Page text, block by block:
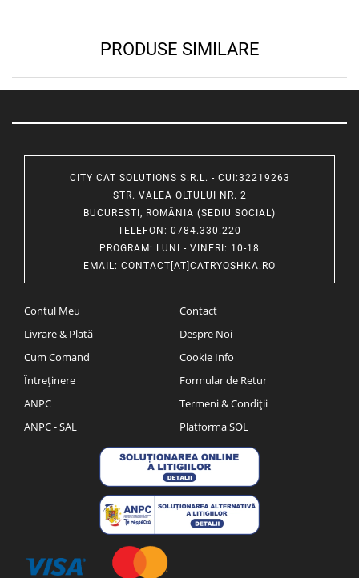
PRODUSE SIMILARE
CITY CAT SOLUTIONS S.R.L. - CUI:32219263
STR. VALEA OLTULUI NR. 2
BUCUREȘTI, ROMÂNIA (SEDIU SOCIAL)
TELEFON : 0784.330.220
PROGRAM: LUNI - VINERI: 10-18
EMAIL: CONTACT[AT]CATRYOSHKA.RO
Contul Meu
Livrare & Plată
Cum Comand
Întreținere
ANPC
ANPC - SAL
Contact
Despre Noi
Cookie Info
Formular de Retur
Termeni & Condiții
Platforma SOL